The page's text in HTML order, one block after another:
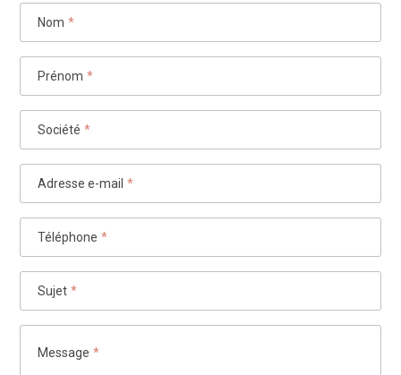
Nom *
Prénom *
Société *
Adresse e-mail *
Téléphone *
Sujet *
Message *